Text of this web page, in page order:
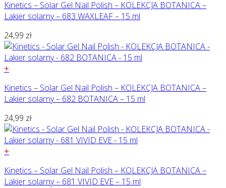
Kinetics – Solar Gel Nail Polish – KOLEKCJA BOTANICA –
Lakier solarny – 683 WAXLEAF – 15 ml
24,99 zł
+
Kinetics – Solar Gel Nail Polish – KOLEKCJA BOTANICA –
Lakier solarny – 682 BOTANICA – 15 ml
24,99 zł
+
Kinetics – Solar Gel Nail Polish – KOLEKCJA BOTANICA –
Lakier solarny – 681 VIVID EVE – 15 ml